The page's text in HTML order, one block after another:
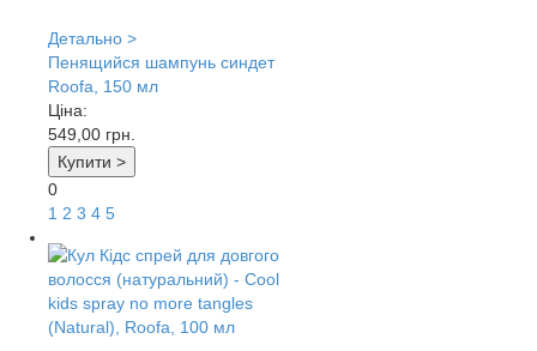
Детально >
Пенящийся шампунь синдет
Roofa, 150 мл
Ціна:
549,00 грн.
Купити >
0
1 2 3 4 5